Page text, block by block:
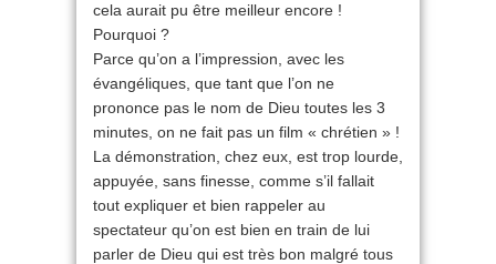
cela aurait pu être meilleur encore !
Pourquoi ?
Parce qu’on a l’impression, avec les
évangéliques, que tant que l’on ne
prononce pas le nom de Dieu toutes les 3
minutes, on ne fait pas un film « chrétien » !
La démonstration, chez eux, est trop lourde,
appuyée, sans finesse, comme s’il fallait
tout expliquer et bien rappeler au
spectateur qu’on est bien en train de lui
parler de Dieu qui est très bon malgré tous